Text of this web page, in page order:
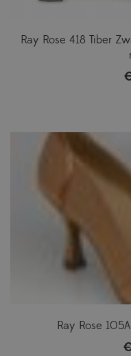
Ray Rose 418 Tiber
Ray Rose
€